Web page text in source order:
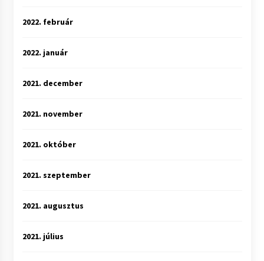
2022. február
2022. január
2021. december
2021. november
2021. október
2021. szeptember
2021. augusztus
2021. július